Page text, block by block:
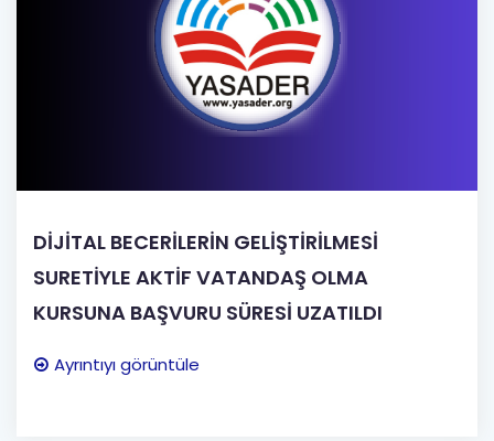
DİJİTAL BECERİLERİN GELİŞTİRİLMESİ
SURETİYLE AKTİF VATANDAŞ OLMA
KURSUNA BAŞVURU SÜRESİ UZATILDI
Ayrıntıyı görüntüle